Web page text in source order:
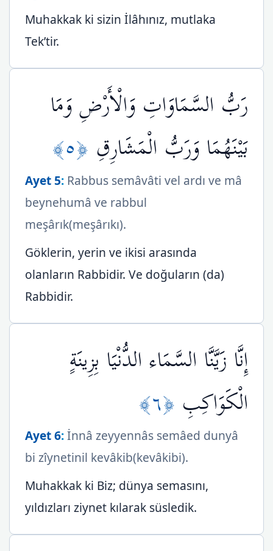
Muhakkak ki sizin İlâhınız, mutlaka
Tek’tir.
رَبُّ السَّمَاوَاتِ وَالْأَرْضِ وَمَا
بَيْنَهُمَا وَرَبُّ الْمَشَارِقِ ﴿٥﴾
Ayet 5: Rabbus semâvâti vel ardı ve mâ
beynehumâ ve rabbul
meşârık(meşârıkı).
Göklerin, yerin ve ikisi arasında
olanların Rabbidir. Ve doğuların (da)
Rabbidir.
إِنَّا زَيَّنَّا السَّمَاء الدُّنْيَا بِزِينَةٍ
الْكَوَاكِبِ ﴿٦﴾
Ayet 6:İnnâ zeyyennâs semâed dunyâ
bi zîynetinil kevâkib(kevâkibi).
Muhakkak ki Biz; dünya semasını,
yıldızları ziynet kılarak süsledik.